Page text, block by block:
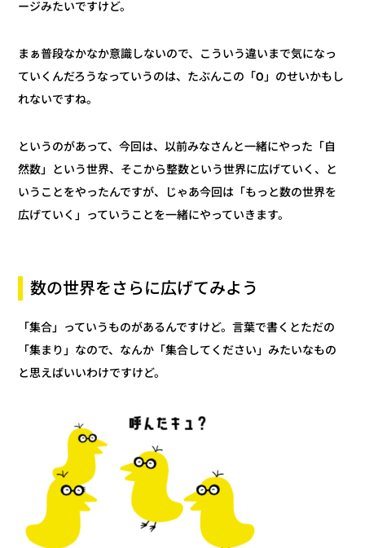
ージみたいですけど。
まぁ普段なかなか意識しないので、こういう違いまで気になっ
ていくんだろうなっていうのは、たぶんこの「0」のせいかもし
れないですね。
というのがあって、今回は、以前みなさんと一緒にやった「自
然数」という世界、そこから整数という世界に広げていく、と
いうことをやったんですが、じゃあ今回は「もっと数の世界を
広げていく」っていうことを一緒にやっていきます。
数の世界をさらに広げてみよう
「集合」っていうものがあるんですけど。言葉で書くとただの
「集まり」なので、なんか「集合してください」みたいなもの
と思えばいいわけですけど。